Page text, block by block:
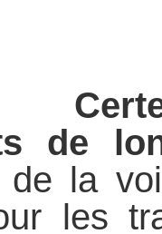
de
de la
les